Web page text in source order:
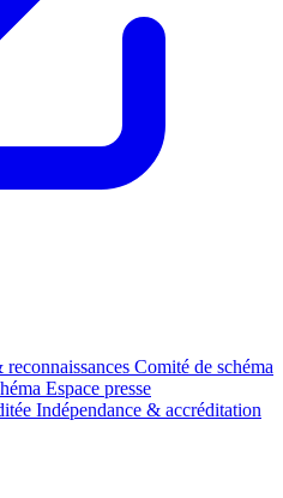
reconnaissances Comité de schéma
Espace presse
Indépendance & accréditation